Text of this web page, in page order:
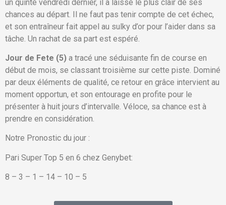
un quinté vendredi dernier, il a laissé le plus clair de ses
chances au départ. Il ne faut pas tenir compte de cet échec,
et son entraîneur fait appel au sulky d’or pour l’aider dans sa
tâche. Un rachat de sa part est espéré.
Jour de Fete (5) a tracé une séduisante fin de course en
début de mois, se classant troisième sur cette piste. Dominé
par deux éléments de qualité, ce retour en grâce intervient au
moment opportun, et son entourage en profite pour le
présenter à huit jours d’intervalle. Véloce, sa chance est à
prendre en considération.
Notre Pronostic du jour :
Pari Super Top 5 en 6 chez Genybet:
8 – 3 – 1 – 14 – 10 – 5